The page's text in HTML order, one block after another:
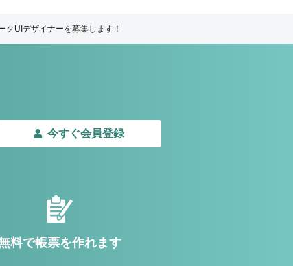
クUIデザイナーを募集します！
今すぐ会員登録
料で帳票を作れます